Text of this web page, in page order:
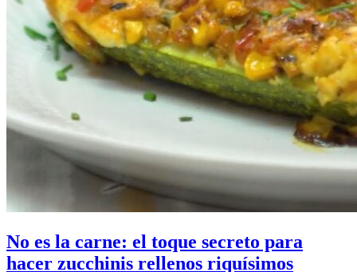
No es la carne: el toque secreto para
hacer zucchinis rellenos riquísimos